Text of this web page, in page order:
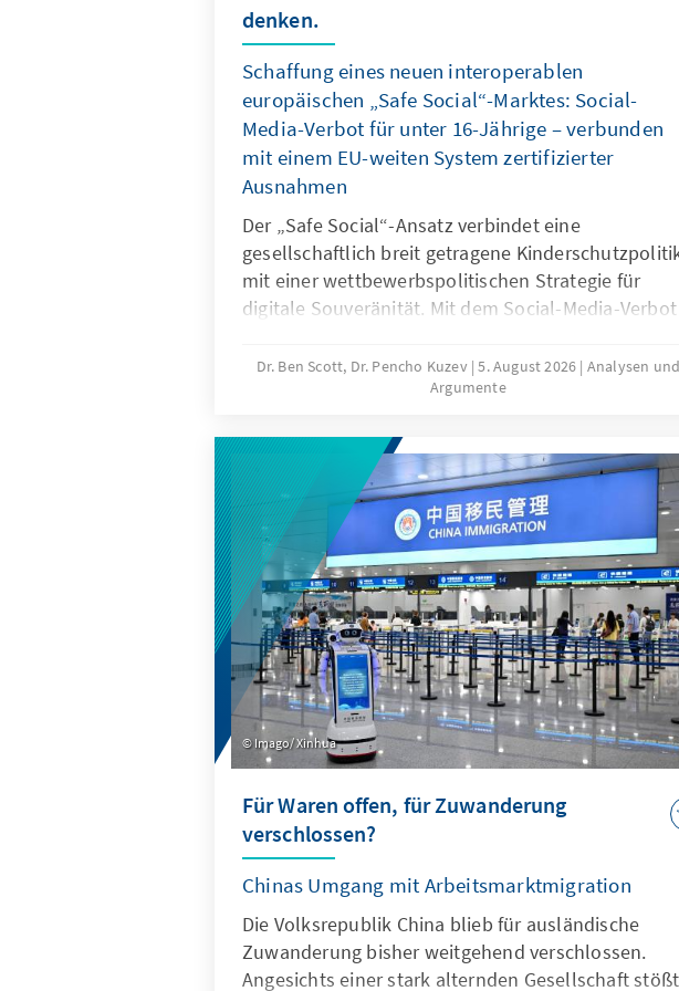
denken.
Schaffung eines neuen interoperablen
europäischen „Safe Social“-Marktes: Social-
Media-Verbot für unter 16-Jährige – verbunden
mit einem EU-weiten System zertifizierter
Ausnahmen
Der „Safe Social“-Ansatz verbindet eine
gesellschaftlich breit getragene
mit einer wettbewerbspolitischen Strategie für
digitale Souveränität. Mit dem Social-Media-Verbot
gefährliche digitale Produkte und die jahrelange
Untätigkeit marktbeherrschender Plattformen. Es
Ausnahmen verbunden werden, um die Regeln für
digitale Dienste neu auszurichten: Kinder müssen
wirksam geschützt werden, zugleich muss der
für europäische Alternativen zum heutigen
geöffnet werden.
Dr. Ben Scott, Dr. Pencho Kuzev 5. August 2026 Analysen und
Argumente
Imago/ Xinhua
Für Waren offen, für Zuwanderung
verschlossen?
Chinas Umgang mit Arbeitsmarktmigration
Die Volksrepublik China blieb für ausländische
Zuwanderung bisher weitgehend verschlossen.
Angesichts einer stark alternden Gesellschaft stößt